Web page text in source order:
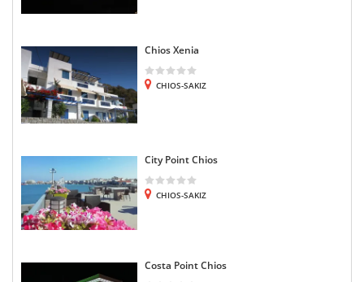
Chios Xenia
CHIOS-SAKIZ
City Point Chios
CHIOS-SAKIZ
Costa Point Chios